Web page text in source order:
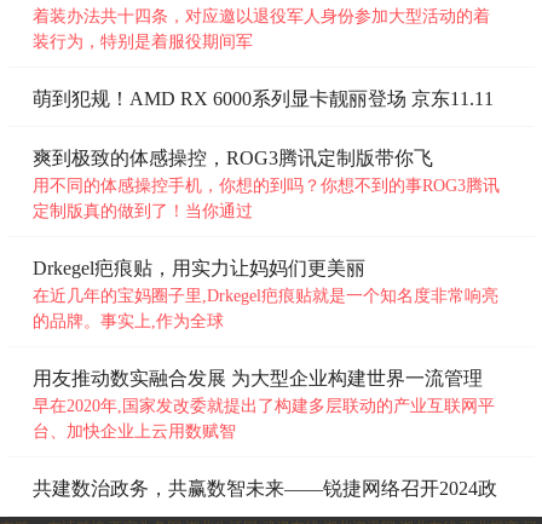
着装办法共十四条，对应邀以退役军人身份参加大型活动的着
装行为，特别是着服役期间军
萌到犯规！AMD RX 6000系列显卡靓丽登场 京东11.11
爽到极致的体感操控，ROG3腾讯定制版带你飞
用不同的体感操控手机，你想的到吗？你想不到的事ROG3腾讯
定制版真的做到了！当你通过
Drkegel疤痕贴，用实力让妈妈们更美丽
在近几年的宝妈圈子里,Drkegel疤痕贴就是一个知名度非常响亮
的品牌。事实上,作为全球
用友推动数实融合发展 为大型企业构建世界一流管理
体
早在2020年,国家发改委就提出了构建多层联动的产业互联网平
台、加快企业上云用数赋智
共建数治政务，共赢数智未来——锐捷网络召开2024政
府